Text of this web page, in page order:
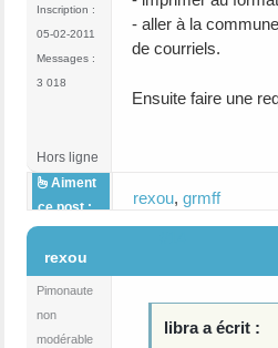
Inscription :
05-02-2011
Messages :
3 018
- aller à la
de courriels.
Ensuite faire une
Hors ligne
Aiment
ce post :
rexou, grmff
rexou
Pimonaute
non
modérable
libra a écrit :